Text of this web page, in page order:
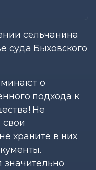
сельчанина
суда Быховского
о
подхода к
Не
свои
храните в них